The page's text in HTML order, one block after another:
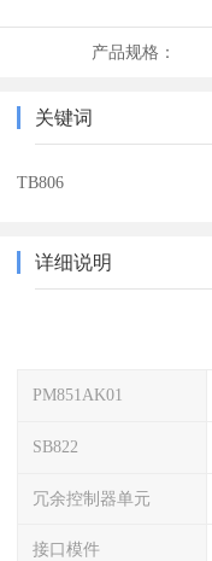
产品规格：
关键词
TB806
详细说明
PM851AK01
SB822
冗余控制器单元
接口模件